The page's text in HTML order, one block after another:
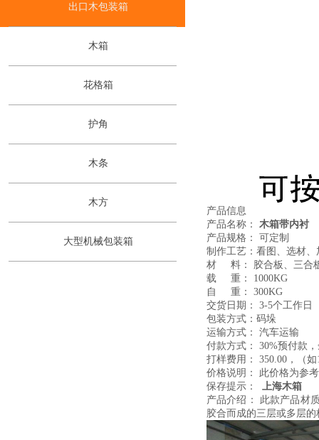
产品信息
产品名称： 木箱带内衬
产品规格： 可定制
制作工艺：看图、选材
材 料： 胶合板、三合
载 重： 1000KG
自 重： 300KG
交货日期： 3-5个工作日
包装方式：码垛
运输方式： 汽车运输
付款方式： 30%预付款
打样费用： 350.00，（
价格说明： 此价格为参
保存提示： 上海木箱
产品介绍： 此款产品材
胶合而成的三层或多层
出口木包装箱
木箱
花格箱
护角
木条
木方
大型机械包装箱